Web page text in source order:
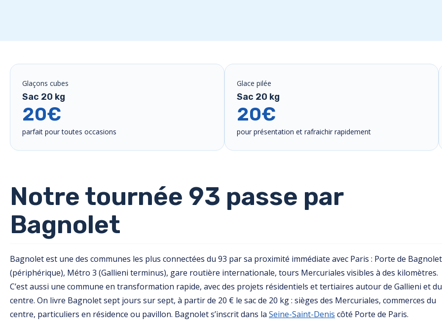
Glaçons cubes
Sac 20 kg
20€
parfait pour toutes occasions
Glace pilée
Sac 20 kg
20€
pour présentation et rafraichir rapidement
Notre tournée 93 passe par
Bagnolet
Bagnolet est une des communes les plus connectées du 93 par sa proximité immédiate avec Paris : Porte de Bagnolet
(périphérique), Métro 3 (Gallieni terminus), gare routière internationale, tours Mercuriales visibles à des kilomètres.
C’est aussi une commune en transformation rapide, avec des projets résidentiels et tertiaires autour de Gallieni et du
centre. On livre Bagnolet sept jours sur sept, à partir de 20 € le sac de 20 kg : sièges des Mercuriales, commerces du
centre, particuliers en résidence ou pavillon. Bagnolet s’inscrit dans la Seine-Saint-Denis côté Porte de Paris.